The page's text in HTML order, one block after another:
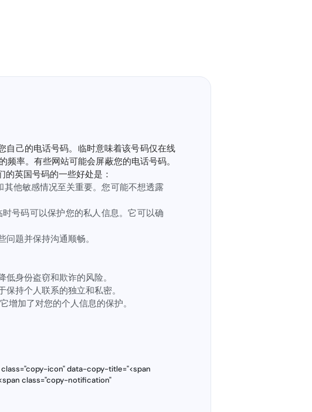
自己的电话号码。临时意味着该号码仅在线
率。有些网站可能会屏蔽您的电话号码。
英国号码的一些好处是：
他敏感情况至关重要。您可能不想透露
号码可以保护您的私人信息。它可以确
题并保持沟通顺畅。
身份盗窃和欺诈的风险。
持个人联系的独立和私密。
增加了对您的个人信息的保护。
icon" data-copy-title="<span
class="copy-notification"